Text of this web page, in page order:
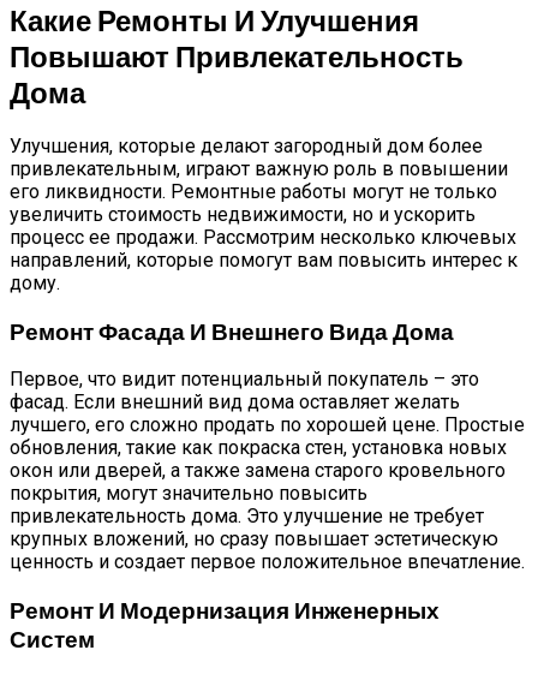
Какие Ремонты И Улучшения
Повышают Привлекательность
Дома
Улучшения, которые делают загородный дом более
привлекательным, играют важную роль в повышении
его ликвидности. Ремонтные работы могут не только
увеличить стоимость недвижимости, но и ускорить
процесс ее продажи. Рассмотрим несколько ключевых
направлений, которые помогут вам повысить интерес к
дому.
Ремонт Фасада И Внешнего Вида Дома
Первое, что видит потенциальный покупатель – это
фасад. Если внешний вид дома оставляет желать
лучшего, его сложно продать по хорошей цене. Простые
обновления, такие как покраска стен, установка новых
окон или дверей, а также замена старого кровельного
покрытия, могут значительно повысить
привлекательность дома. Это улучшение не требует
крупных вложений, но сразу повышает эстетическую
ценность и создает первое положительное впечатление.
Ремонт И Модернизация Инженерных
Систем